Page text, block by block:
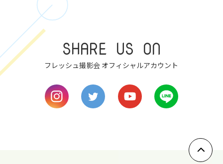
7
sat
SHARE US ON
フレッシュ撮影会 オフィシャルアカウント